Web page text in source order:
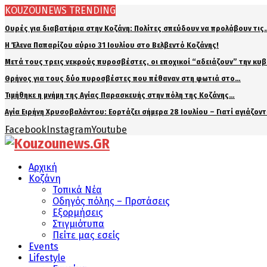
KOUZOUNEWS TRENDING
Ουρές για διαβατήρια στην Κοζάνη: Πολίτες σπεύδουν να προλάβουν
Η Έλενα Παπαρίζου αύριο 31 Ιουλίου στο Βελβεντό Κοζάνης!
Μετά τους τρεις νεκρούς πυροσβέστες, οι εποχικοί “αδειάζουν” την
Θρήνος για τους δύο πυροσβέστες που πέθαναν στη φωτιά στο…
Τιμήθηκε η μνήμη της Αγίας Παρασκευής στην πόλη της Κοζάνης…
Αγία Ειρήνη Χρυσοβαλάντου: Εορτάζει σήμερα 28 Ιουλίου – Γιατί
FacebookInstagramYoutube
Αρχική
Κοζάνη
Τοπικά Νέα
Οδηγός πόλης – Προτάσεις
Εξορμήσεις
Στιγμιότυπα
Πείτε μας εσείς
Events
Lifestyle